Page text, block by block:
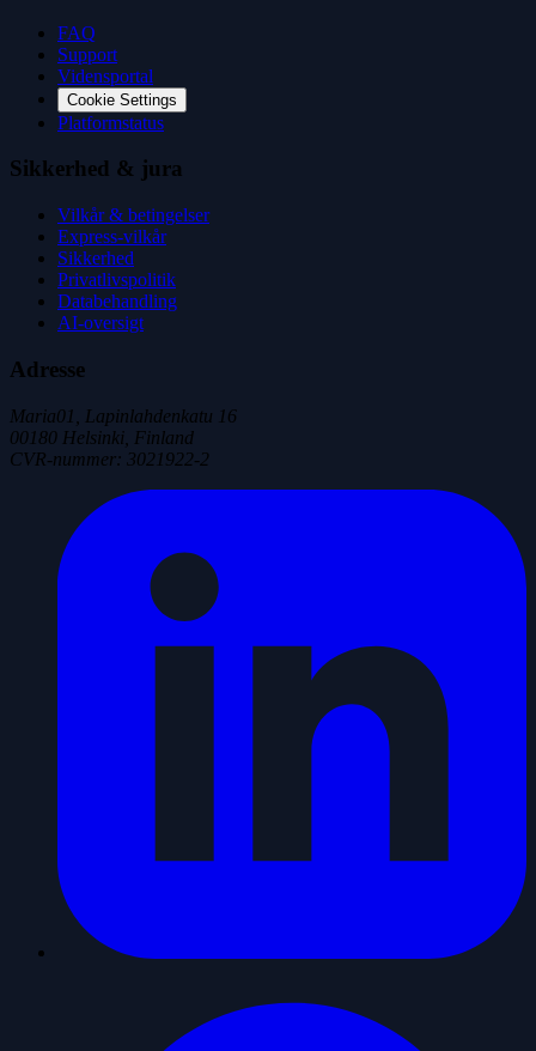
FAQ
Support
Vidensportal
Cookie Settings
Platformstatus
Sikkerhed & jura
Vilkår & betingelser
Express-vilkår
Sikkerhed
Privatlivspolitik
Databehandling
AI-oversigt
Adresse
Maria01, Lapinlahdenkatu 16
00180 Helsinki, Finland
CVR-nummer: 3021922-2